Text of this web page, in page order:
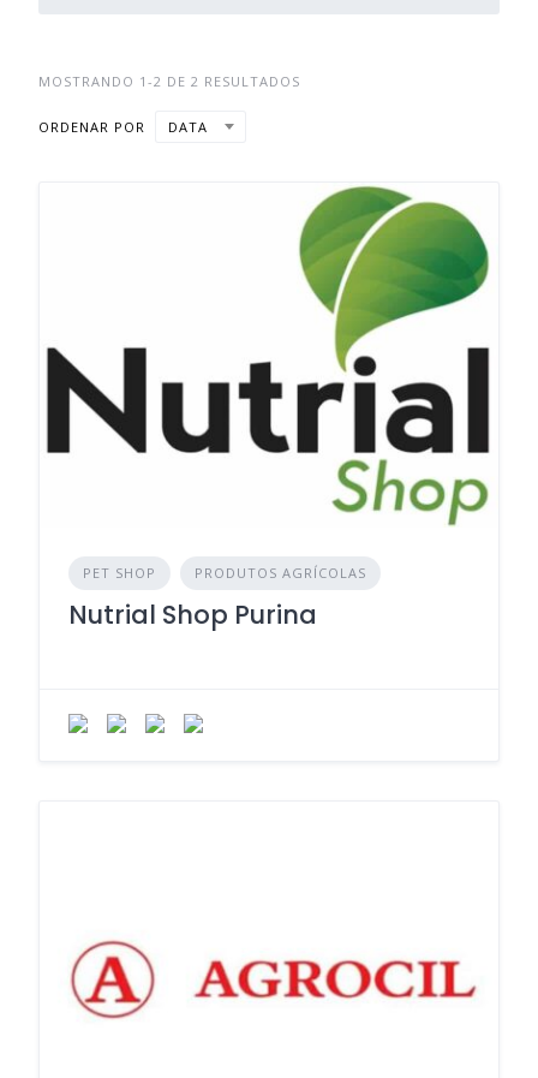
MOSTRANDO 1-2 DE 2 RESULTADOS
ORDENAR POR DATA
PET SHOP PRODUTOS AGRÍCOLAS
Nutrial Shop Purina